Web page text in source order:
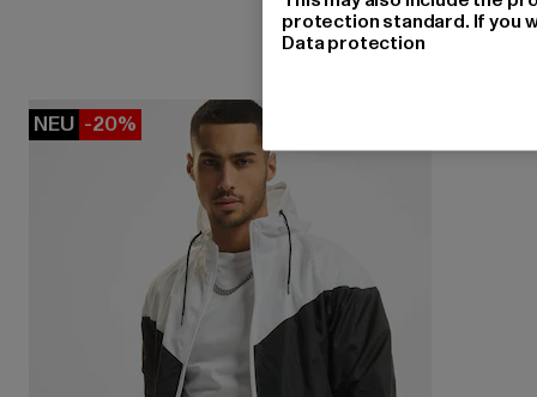
NEU -20%
protection standard. If you
Data protection